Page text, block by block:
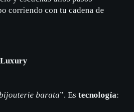
corriendo con tu cadena de
Luxury
barata”. Es tecnología: